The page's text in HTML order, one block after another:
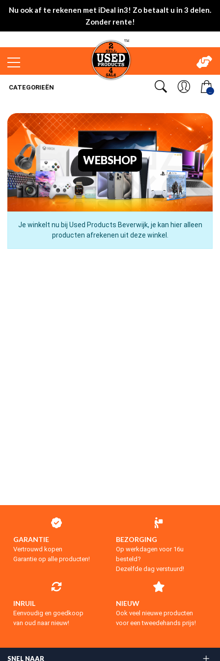
Nu ook af te rekenen met iDeal in3! Zo betaalt u in 3 delen.
Zonder rente!
..
CATEGORIEËN
WEBSHOP
Je winkelt nu bij Used Products Beverwijk, je kan hier alleen
producten afrekenen uit deze winkel.
GARANTIE
Vertrouwd kopen
Garantie op alle producten!
BEZORGING
Op werkdagen voor 16u
besteld?
Dezelfde dag verstuurd!
INRUIL
Eenvoudig en goedkoop
van oud naar nieuw!
NIEUW
Ook veel nieuwe producten
voor een tweedehands prijs!
SNEL NAAR